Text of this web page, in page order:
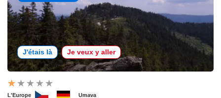
J'étais là Je veux y aller
L'Europe Umava